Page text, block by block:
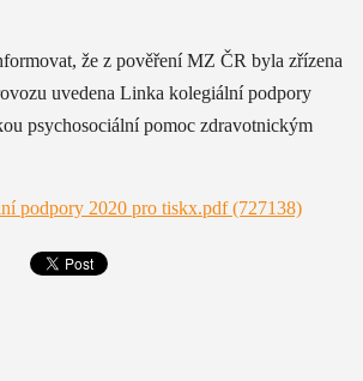
že z pověření MZ ČR byla zřízena
uvedena Linka kolegiální podpory
psychosociální pomoc zdravotnickým
podpory 2020 pro tiskx.pdf (727138)